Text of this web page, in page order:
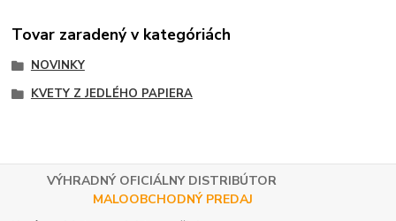
Tovar zaradený v kategóriách
NOVINKY
KVETY Z JEDLÉHO PAPIERA
VÝHRADNÝ OFICIÁLNY DISTRIBÚTOR
MALOOBCHODNÝ PREDAJ